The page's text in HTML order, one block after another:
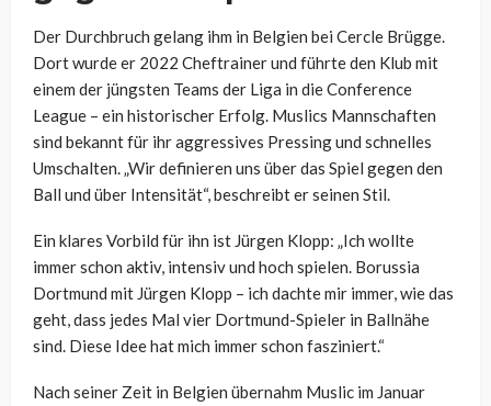
Der Durchbruch gelang ihm in Belgien bei Cercle Brügge.
Dort wurde er 2022 Cheftrainer und führte den Klub mit
einem der jüngsten Teams der Liga in die Conference
League – ein historischer Erfolg. Muslics Mannschaften
sind bekannt für ihr aggressives Pressing und schnelles
Umschalten. „Wir definieren uns über das Spiel gegen den
Ball und über Intensität“, beschreibt er seinen Stil.
Ein klares Vorbild für ihn ist Jürgen Klopp: „Ich wollte
immer schon aktiv, intensiv und hoch spielen. Borussia
Dortmund mit Jürgen Klopp – ich dachte mir immer, wie das
geht, dass jedes Mal vier Dortmund-Spieler in Ballnähe
sind. Diese Idee hat mich immer schon fasziniert.“
Nach seiner Zeit in Belgien übernahm Muslic im Januar